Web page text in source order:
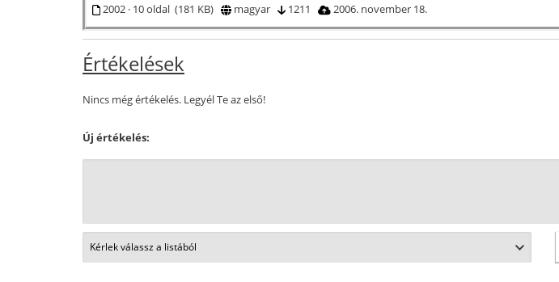
2002 · 10 oldal (181 KB) magyar 1211 2006. november 18.
Értékelések
Nincs még értékelés. Legyél Te az első!
Új értékelés: